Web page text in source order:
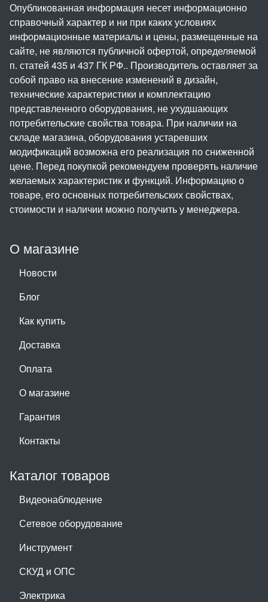
О магазине
Новости
Блог
Как купить
Доставка
Оплата
О магазине
Гарантия
Контакты
Каталог товаров
Видеонаблюдение
Сетевое оборудование
Инструмент
СКУД и ОПС
Электрика
Опубликованная информация несет информационно
справочный характер и ни при каких условиях
информационные материалы и цены, размещенные на
сайте, не являются публичной офертой, определяемой
п. статей 435 и 437 ГК РФ.. Производитель оставляет за
собой право на внесение изменений в дизайн,
технические характеристики и комплектацию
представленного оборудования, не ухудшающих
потребительские свойства товара. При наличии на
складе магазина, оборудования устаревших
модификаций возможна его реализация по сниженной
цене. Перед покупкой рекомендуем проверять наличие
желаемых характеристик и функций. Информацию о
товаре, его основных потребительских свойствах,
стоимости и наличии можно получить у менеджера.